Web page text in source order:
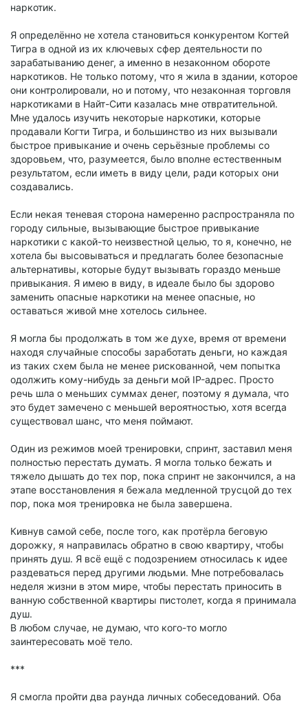
наркотик.
Я определённо не хотела становиться конкурентом Когтей
Тигра в одной из их ключевых сфер деятельности по
зарабатыванию денег, а именно в незаконном обороте
наркотиков. Не только потому, что я жила в здании, которое
они контролировали, но и потому, что незаконная торговля
наркотиками в Найт-Сити казалась мне отвратительной.
Мне удалось изучить некоторые наркотики, которые
продавали Когти Тигра, и большинство из них вызывали
быстрое привыкание и очень серьёзные проблемы со
здоровьем, что, разумеется, было вполне естественным
результатом, если иметь в виду цели, ради которых они
создавались.
Если некая теневая сторона намеренно распространяла по
городу сильные, вызывающие быстрое привыкание
наркотики с какой-то неизвестной целью, то я, конечно, не
хотела бы высовываться и предлагать более безопасные
альтернативы, которые будут вызывать гораздо меньше
привыкания. Я имею в виду, в идеале было бы здорово
заменить опасные наркотики на менее опасные, но
оставаться живой мне хотелось сильнее.
Я могла бы продолжать в том же духе, время от времени
находя случайные способы заработать деньги, но каждая
из таких схем была не менее рискованной, чем попытка
одолжить кому-нибудь за деньги мой IP-адрес. Просто
речь шла о меньших суммах денег, поэтому я думала, что
это будет замечено с меньшей вероятностью, хотя всегда
существовал шанс, что меня поймают.
Один из режимов моей тренировки, спринт, заставил меня
полностью перестать думать. Я могла только бежать и
тяжело дышать до тех пор, пока спринт не закончился, а на
этапе восстановления я бежала медленной трусцой до тех
пор, пока моя тренировка не была завершена.
Кивнув самой себе, после того, как протёрла беговую
дорожку, я направилась обратно в свою квартиру, чтобы
принять душ. Я всё ещё с подозрением относилась к идее
раздеваться перед другими людьми. Мне потребовалась
неделя жизни в этом мире, чтобы перестать приносить в
ванную собственной квартиры пистолет, когда я принимала
душ.
В любом случае, не думаю, что кого-то могло
заинтересовать моё тело.
***
Я смогла пройти два раунда личных собеседований. Оба